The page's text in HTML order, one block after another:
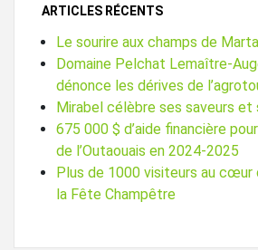
ARTICLES RÉCENTS
Le sourire aux champs de Marta
Domaine Pelchat Lemaître-
dénonce les dérives de
Mirabel célèbre ses saveurs et
675 000 $ d’aide financière
de l’Outaouais en 2024-2025
Plus de 1000 visiteurs au cœur
la Fête Champêtre